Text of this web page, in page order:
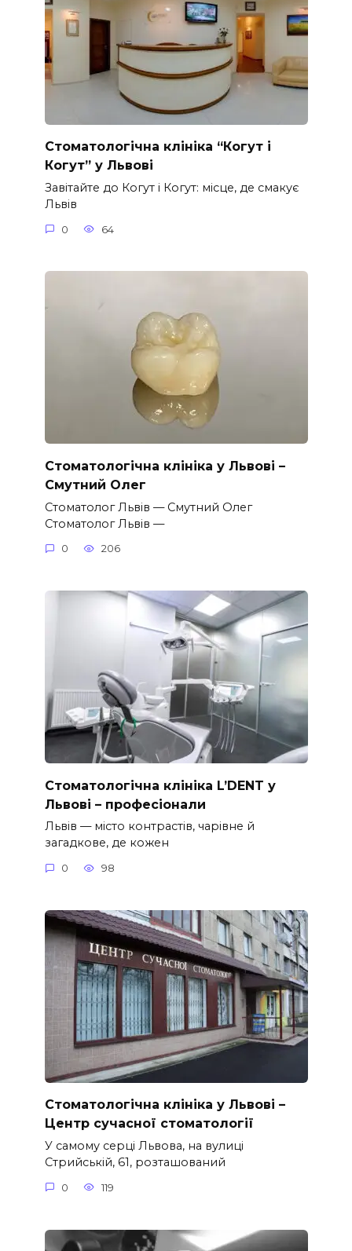
Стоматологічна клініка “Когут і
Когут” у Львові
Завітайте до Когут і Когут: місце, де смакує
Львів
0 64
Стоматологічна клініка у Львові –
Смутний Олег
Стоматолог Львів — Смутний Олег
Стоматолог Львів —
0 206
Стоматологічна клініка L’DENT у
Львові – професіонали
Львів — місто контрастів, чарівне й
загадкове, де кожен
0 98
Стоматологічна клініка у Львові –
Центр сучасної стоматології
У самому серці Львова, на вулиці
Стрийській, 61, розташований
0 119